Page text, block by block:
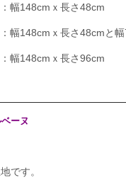
幅148cmｘ長さ48cm
幅148cmｘ長さ48cmと
幅148cmｘ長さ96cm
ーヌ
です。